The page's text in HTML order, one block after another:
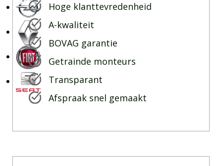
Hoge klanttevredenheid
A-kwaliteit
BOVAG garantie
Getrainde monteurs
Transparant
Afspraak snel gemaakt